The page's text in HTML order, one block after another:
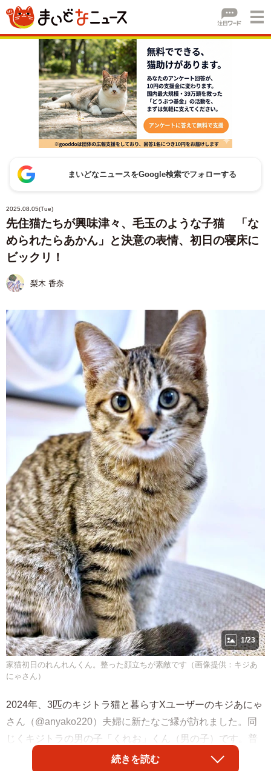
まいどなニュースをGoogle検索でフォローする
2025.08.05(Tue)
先住猫たちが興味津々、毛玉のような子猫 「な
められたらあかん」と決意の表情、初日の寝床に
ビックリ！
梨木 香奈
1/23
家猫初日のれんれんくん。整った顔立ちが素敵です（画像提供：キジあ
にゃさん）
2024年、3匹のキジトラ猫と暮らすXユーザーのキジあにゃ
さん（@anyako220）夫婦に新たなご縁が訪れました。同
じくキジトラの男の子「くれお」くん（男の子）です。普
段は「れんれん」くんという愛称で呼ばれています。れん
続きを読む